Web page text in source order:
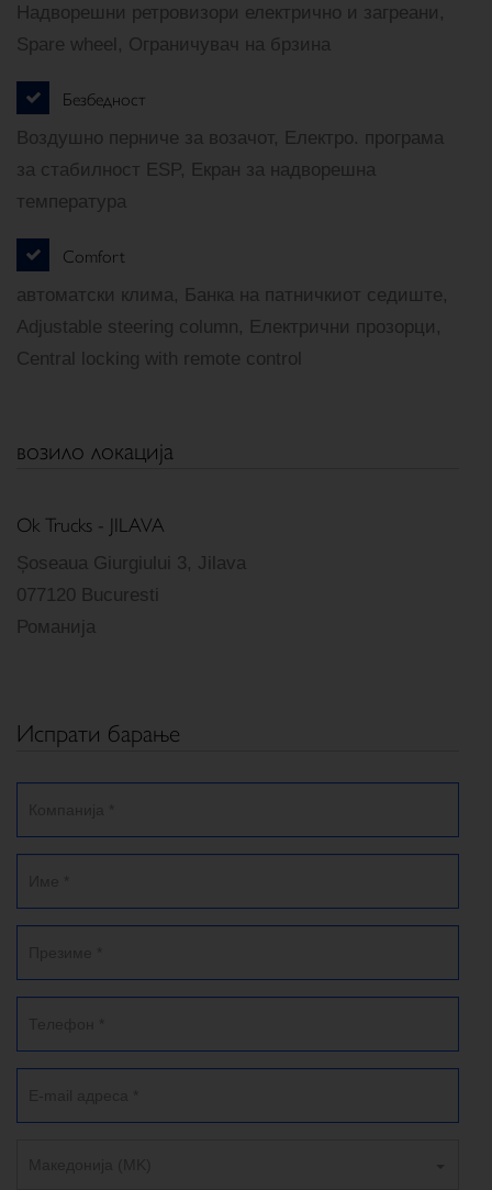
Надворешни ретровизори електрично и загреани,
Spare wheel, Ограничувач на брзина
Безбедност
Воздушно перниче за возачот, Електро. програма
за стабилност ESP, Екран за надворешна
температура
Comfort
автоматски клима, Банка на патничкиот седиште,
Adjustable steering column, Електрични прозорци,
Central locking with remote control
возило локација
Ok Trucks - JILAVA
Șoseaua Giurgiului 3, Jilava
077120 Bucuresti
Романија
Испрати барање